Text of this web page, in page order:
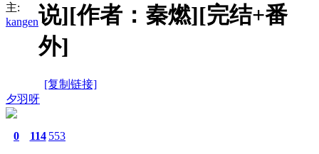
主:
kangen说][作者：秦燃][完结+番
外]
[复制链接]
夕羽呀
0 114 553